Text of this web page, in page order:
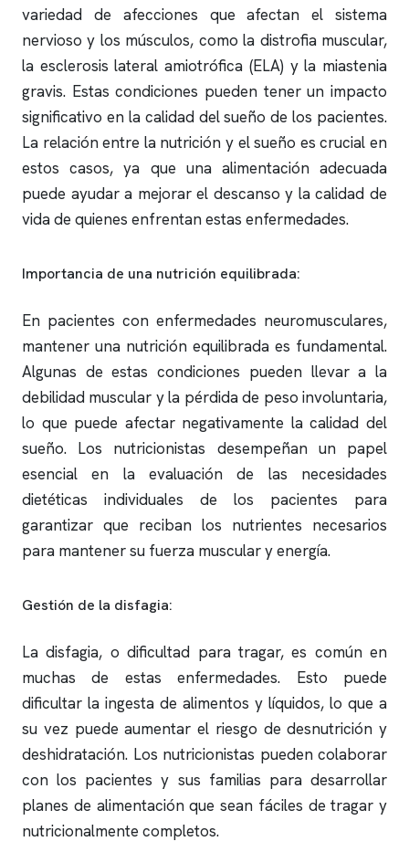
variedad de afecciones que afectan el sistema
nervioso y los músculos, como la distrofia muscular,
la esclerosis lateral amiotrófica (ELA) y la miastenia
gravis. Estas condiciones pueden tener un impacto
significativo en la calidad del sueño de los pacientes.
La relación entre la nutrición y el sueño es crucial en
estos casos, ya que una alimentación adecuada
puede ayudar a mejorar el descanso y la calidad de
vida de quienes enfrentan estas enfermedades.
Importancia de una nutrición equilibrada:
En pacientes con enfermedades neuromusculares,
mantener una nutrición equilibrada es fundamental.
Algunas de estas condiciones pueden llevar a la
debilidad muscular y la pérdida de peso involuntaria,
lo que puede afectar negativamente la calidad del
sueño. Los nutricionistas desempeñan un papel
esencial en la evaluación de las necesidades
dietéticas individuales de los pacientes para
garantizar que reciban los nutrientes necesarios
para mantener su fuerza muscular y energía.
Gestión de la disfagia:
La disfagia, o dificultad para tragar, es común en
muchas de estas enfermedades. Esto puede
dificultar la ingesta de alimentos y líquidos, lo que a
su vez puede aumentar el riesgo de desnutrición y
deshidratación. Los nutricionistas pueden colaborar
con los pacientes y sus familias para desarrollar
planes de alimentación que sean fáciles de tragar y
nutricionalmente completos.